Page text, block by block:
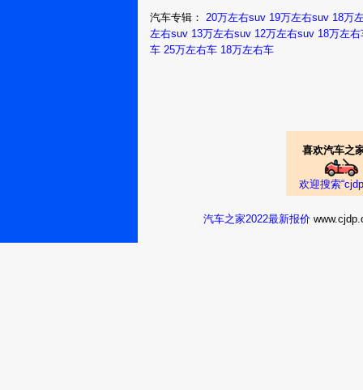
汽车专辑： 20万左右suv 19万左右suv 18万
左右suv 13万左右suv 12万左右suv 18万左右
车 25万左右车 18万左右车
喜欢汽车之
欢迎搜索
汽车之家2022最新报价